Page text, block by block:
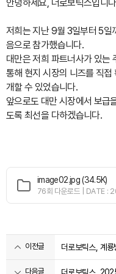
저희는 지난 9월 3일부터 5일
음으로 참가했습니다.
대만은 저희 파트너사가 있는
통해 현지 시장의 니즈를 직
개할 수 있었습니다.
앞으로도 대만 시장에서 보급
도록 최선을 다하겠습니다.
image02.jpg (34.5K)
76회 다운로드 | DATE :
이전글 더로보틱스, 계
다음글